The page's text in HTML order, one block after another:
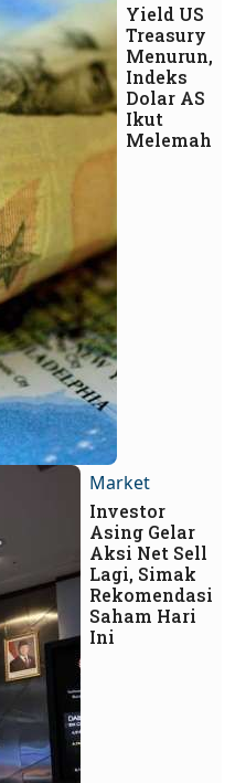
Yield US
Treasury
Menurun,
Indeks
Dolar AS
Ikut
Melemah
Market
Investor
Asing Gelar
Aksi Net Sell
Lagi, Simak
Rekomendasi
Saham Hari
Ini